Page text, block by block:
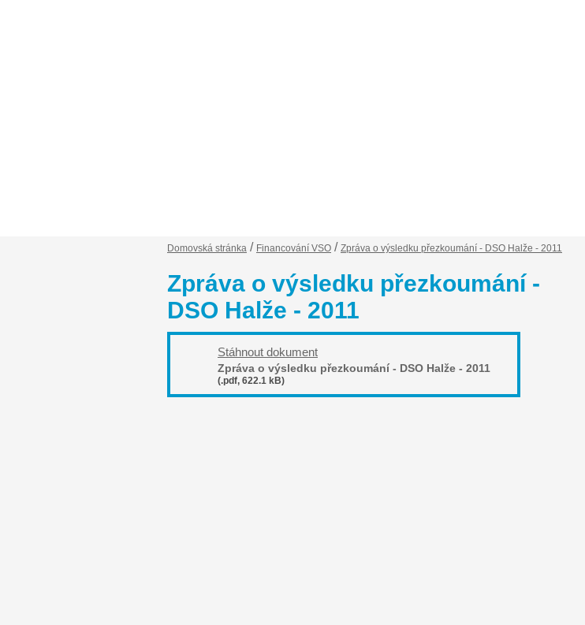
Domovská stránka / Financování VSO / Zpráva o výsledku přezkoumání - DSO Halže - 2011
Zpráva o výsledku přezkoumání -
DSO Halže - 2011
Stáhnout dokument
Zpráva o výsledku přezkoumání - DSO Halže - 2011
(.pdf, 622.1 kB)